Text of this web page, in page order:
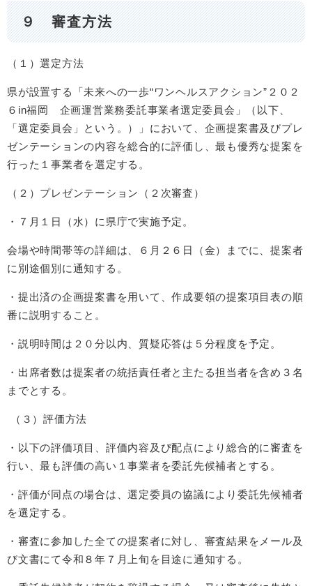
９ 審査方法
（１）選定方法
県が設置する「未来への一歩“ワンヘルスアクション”２０２
６in福岡 企画運営業務委託事業者選定委員会」（以下、
「選定委員会」という。）」において、企画提案書及びプレ
ゼンテーションの内容を総合的に評価し、最も優秀な提案を
行った１事業者を選定する。
（２）プレゼンテーション（２次審査）
・７月１日（水）に県庁で実施予定。
会場や時間帯等の詳細は、６月２６日（金）までに、提案者
に別途個別に通知する。
・提出済の企画提案書を用いて、作成要領の提案項目表の順
番に説明すること。
・説明時間は２０分以内、質疑応答は５分程度を予定。
・出席者数は提案者の統括責任者と主たる担当者を含め３名
までとする。
（３）評価方法
・以下の評価項目、評価内容及び配点により総合的に審査を
行い、最も評価の高い１事業者を委託先候補者とする。
・評価が同点の場合は、選定委員の協議により委託先候補者
を選定する。
・審査に参加した全ての提案者に対し、審査結果をメール及
び文書にて令和８年７月上旬を目途に通知する。